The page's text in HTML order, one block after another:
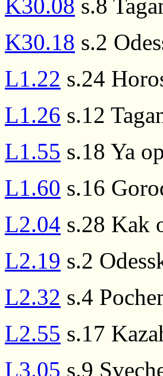
K30.08 s.8
K30.18 s.2
L1.22 s.24
L1.26 s.12
L1.55 s.18 Ya
L1.60 s.16
L2.04 s.28 Kak
L2.19 s.2
L2.32 s.4
L2.55 s.17
L3.05 s.9